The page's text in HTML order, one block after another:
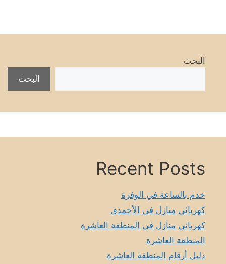
البحث
البحث
Recent Posts
خدم بالساعة في الوفرة
كهربائي منازل في الأحمدي
كهربائي منازل في المنطقة العاشرة
المنطقة العاشرة
دليل أرقام المنطقة العاشرة